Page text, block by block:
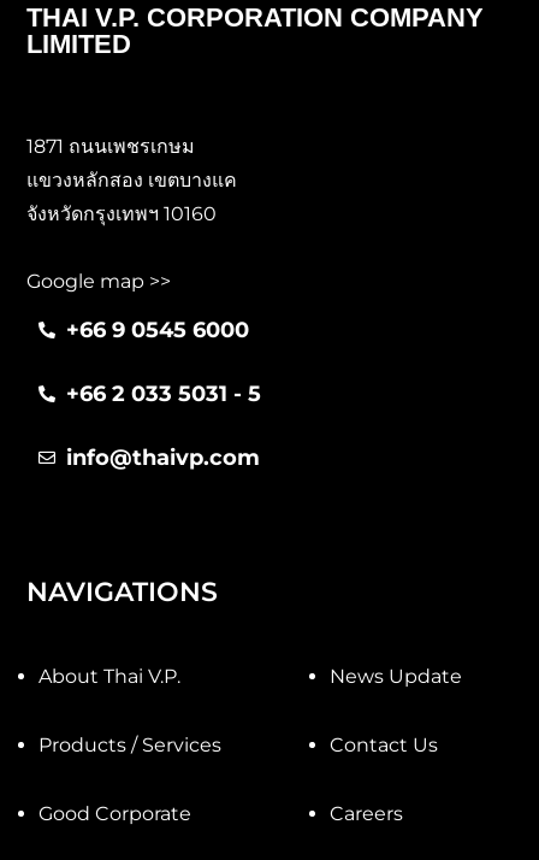
THAI V.P. CORPORATION COMPANY
LIMITED
1871 ถนนเพชรเกษม
แขวงหลักสอง เขตบางแค
จังหวัดกรุงเทพฯ 10160
Google map >>
+66 9 0545 6000
+66 2 033 5031 - 5
info@thaivp.com
NAVIGATIONS
About Thai V.P.
Products / Services
Good Corporate
News Update
Contact Us
Careers